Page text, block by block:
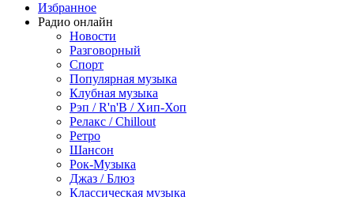
Избранное
Радио онлайн
Новости
Разговорный
Спорт
Популярная музыка
Клубная музыка
Рэп / R'n'B / Хип-Хоп
Релакс / Chillout
Ретро
Шансон
Рок-Музыка
Джаз / Блюз
Классическая музыка